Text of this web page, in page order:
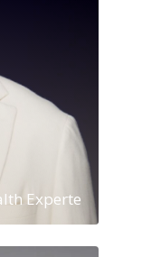
Experte